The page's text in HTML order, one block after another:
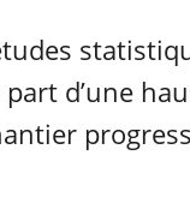
d’une